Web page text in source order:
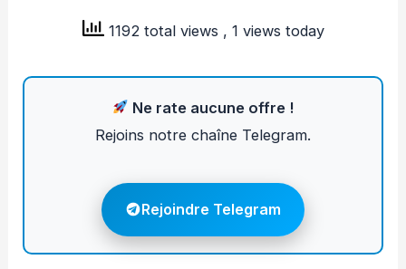
1192 total views , 1 views today
Ne rate aucune offre !
Rejoins notre chaîne Telegram.
Rejoindre Telegram